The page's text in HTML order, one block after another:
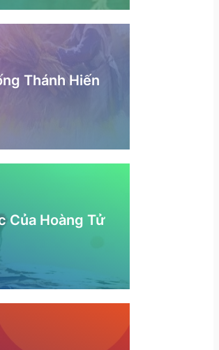
Thánh Hiến
Của Hoàng Tử